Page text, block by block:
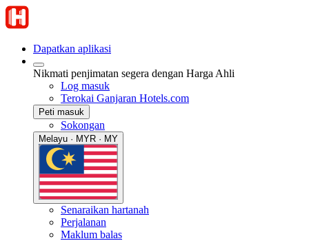
Dapatkan aplikasi
Nikmati penjimatan segera dengan Harga Ahli
Log masuk
Terokai Ganjaran Hotels.com
Peti masuk
Sokongan
Melayu · MYR · MY
Senaraikan hartanah
Perjalanan
Maklum balas